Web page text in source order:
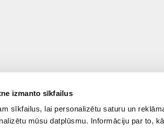
izmanto sīkfailus
sīkfailus, lai personalizētu saturu un
mūsu datplūsmu. Informāciju par to,